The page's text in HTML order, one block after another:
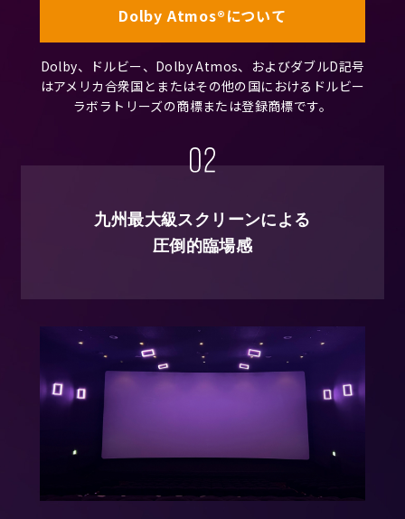
Dolby Atmos®について
Dolby、ドルビー、Dolby Atmos、およびダブルD記号
はアメリカ合衆国とまたはその他の国におけるドルビー
ラボラトリーズの商標または登録商標です。
九州最大級スクリーンによる
圧倒的臨場感